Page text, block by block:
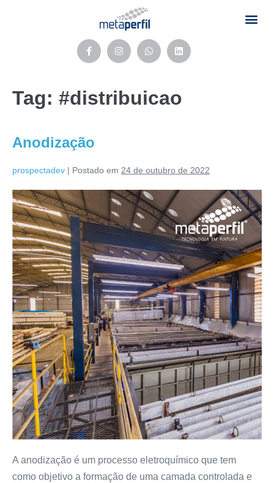
Tag: #distribuicao
Anodização
prospectadev | Postado em 24 de outubro de 2022
A anodização é um processo eletroquímico que tem
como objetivo a formação de uma camada controlada e